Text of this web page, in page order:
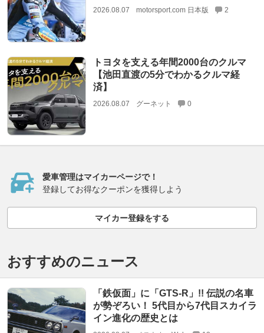
2026.08.07 motorsport.com 日本版 2
トヨタを支える年間2000台のクルマ
【池田直渡の5分でわかるクルマ経
済】
2026.08.07 グーネット 0
愛車管理はマイカーページで！
登録してお得なクーポンを獲得しよう
マイカー登録をする
おすすめのニュース
「鉄仮面」に「GTS-R」!! 伝説の名車
が勢ぞろい！ 5代目から7代目スカイラ
イン進化の歴史とは